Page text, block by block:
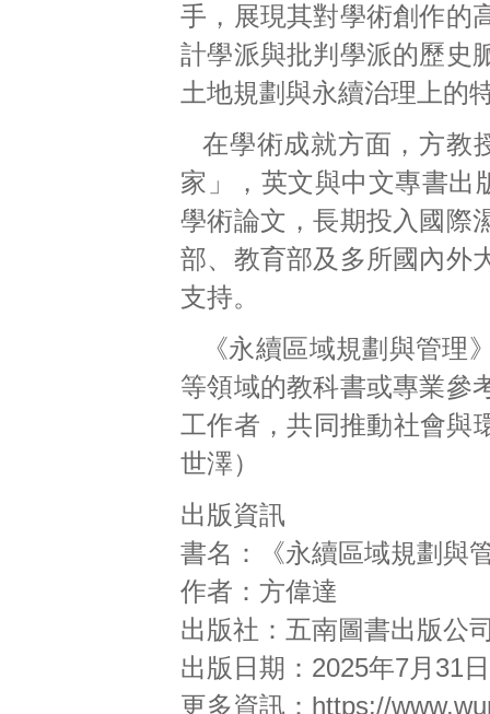
手，展現其對學術創作的
計學派與批判學派的歷史
土地規劃與永續治理上的
在學術成就方面，方教
家」，英文與中文專書出
學術論文，長期投入國際
部、教育部及多所國內外
支持。
《永續區域規劃與管
等領域的教科書或專業參
工作者，共同推動社會與
世澤）
出版資訊
書名：《永續區域規劃與
作者：方偉達
出版社：五南圖書出版公
出版日期：2025年7月31日
更多資訊： https://